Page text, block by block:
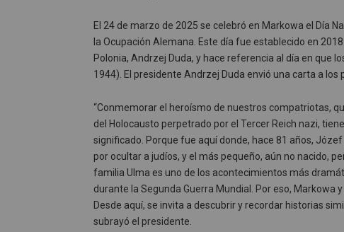
El 24 de marzo de 2025 se celebró en Markowa el Día
la Ocupación Alemana. Este día fue establecido en
Polonia, Andrzej Duda, y hace referencia al día en que
1944). El presidente Andrzej Duda envió una carta a los
“Conmemorar el heroísmo de nuestros compatriotas,
del Holocausto perpetrado por el Tercer Reich nazi,
significado. Porque fue aquí donde, hace 81 años,
por ocultar a judíos, y el más pequeño, aún no nacido,
familia Ulma es uno de los acontecimientos más
durante la Segunda Guerra Mundial. Por eso, Markowa
Desde aquí, se invita a descubrir y recordar historias
subrayó el presidente.